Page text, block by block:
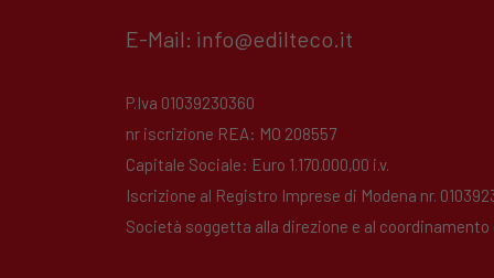
E-Mail: info@edilteco.it
P.Iva 01039230360
nr iscrizione REA: MO 208557
Capitale Sociale: Euro 1.170.000,00 i.v.
Iscrizione al Registro Imprese di Modena nr.
Società soggetta alla direzione e al coordinamento